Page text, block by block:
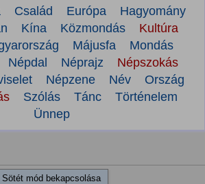
Család Európa
Hagyomány
Kína Közmondás
Kultúra
Májusfa
Mondás
Népdal Néprajz
Népszokás
Népzene Név
Ország
Szólás Tánc
Történelem
Ünnep
Sötét mód bekapcsolása